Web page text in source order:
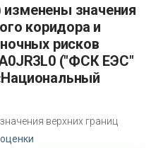
коридора и
рисков
("ФСК ЕЭС"
верхних границ